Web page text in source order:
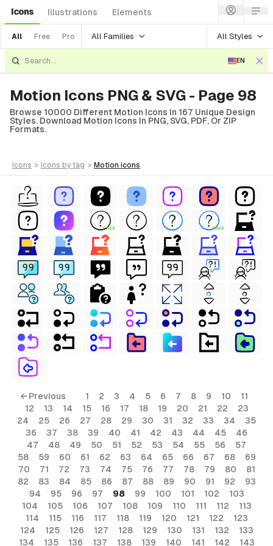
Icons Illustrations Elements
All Free Pro All Families All Styles
EN
Motion Icons PNG & SVG - Page 98
Browse 10000 Different Motion Icons In 167 Unique Design
Styles. Download Motion Icons In PNG, SVG, PDF, Or ZIP
Formats.
icons > icons by tag > motion icons
FREE FREE
← Previous 1 2 3 4 5 6 7 8 9 10
11
12
13 14 15 16 17 18 19 20 21 22
23
24
25 26 27 28 29 30 31 32 33 34
35
36
37 38 39 40 41 42 43 44 45
46
47
48 49 50 51 52 53 54 55 56
57
58
59 60 61 62 63 64 65 66 67 68
69
70
71 72 73 74 75 76 77 78 79 80
81
82
83 84 85 86 87 88 89 90 91 92
93
94
95 96 97 98 99 100 101 102
103
104
105 106 107 108 109 110 111 112
113
114
115 116 117 118 119 120 121 122
123
124
125 126 127 128 129 130 131 132
133
134
135 136 137 138 139 140 141 142 143